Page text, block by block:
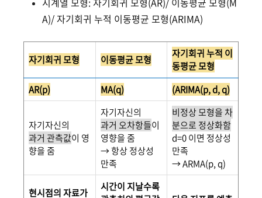
A)/ 자기회귀 누적 이동평균 모형(ARIMA)
자기회귀 모형 이동평균 모형
자기회귀 누적 이
동평균 모형
AR(p)
MA(q) (ARIMA(p, d, q)
자기자신의
과거 관측값이 영
향을 줌
자기자신의
과거 오차항들이
영향을 줌
→ 항상 정상성
만족
비정상 모형을 차
분으로 정상화함
d=0 이면 정상성
만족
→ ARMA(p, q)
현시점의 자료가
시간이 지날수록